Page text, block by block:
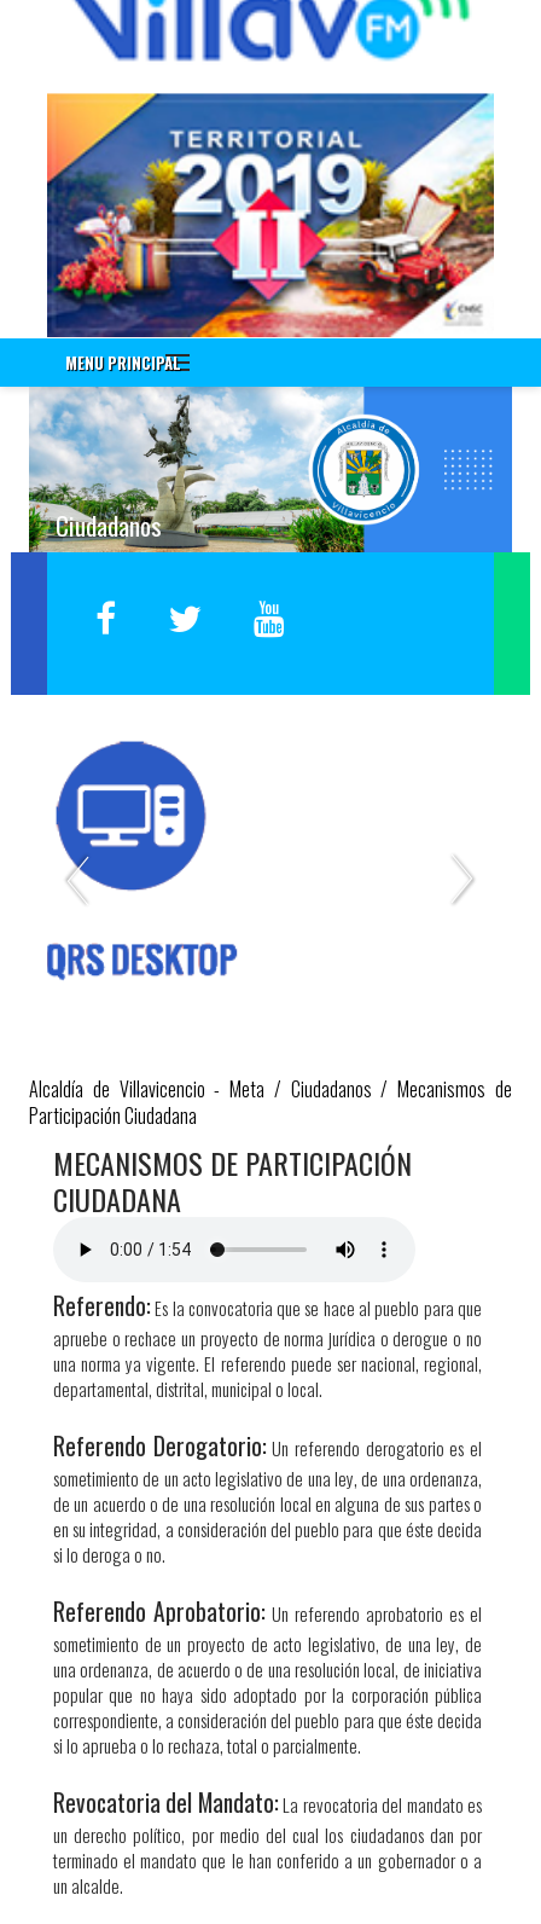
Información a Empleados
Encuenta de Seguridad Vial PESV
Encuesta - Perfil Sociodemografico Y Morbilidad Sentida
Nuevo!!! Identificación de Necesidades de Bienestar Social e
Incentivos Vigencia 2020
Nuevo!!! Encuesta Identificación de Necesidades de
Capacitación Vigencia 2021
Encuesta Valores del Servidor Público
Cuestionario Clima Laboral
Sistema Integrado de Gestión
Correo Institucional
Gestión Documental Interno - ControlDoc
Gestión Documental Externo - ControlDoc
Mesa de Ayuda Técnica
Desprendible de Nómina
Desprendible de Nómina Externo
Expedición de Certificados de Publicación de Proyectos
Capacitación Empleados
Elección de Representantes 2019
SIG Interno - Sistema Integrado de Gestión
SIG Externo - Sistema Integrado de Gestión
Inducción Docentes
Select Language
Administración del Sitio
MENU PRINCIPAL
Alcaldía de Villavicencio - Meta / Ciudadanos /Mecanismos de
Participación Ciudadana
​MECANISMOS DE PARTICIPACIÓN
CIUDADANA
Referendo:Es la convocatoria que se hace al pueblo para que
apruebe o rechace un proyecto de norma jurídica o derogue o no
una norma ya vigente. El referendo puede ser nacional, regional,
departamental, distrital, municipal o local.
Referendo Derogatorio: Un referendo derogatorio es el
sometimiento de un acto legislativo de una ley, de una ordenanza,
de un acuerdo o de una resolución local en alguna de sus partes o
en su integridad, a consideración del pueblo para que éste decida
si lo deroga o no.
Referendo Aprobatorio: Un referendo aprobatorio es el
sometimiento de un proyecto de acto legislativo, de una ley, de
una ordenanza, de acuerdo o de una resolución local, de iniciativa
popular que no haya sido adoptado por la corporación pública
correspondiente, a consideración del pueblo para que éste decida
si lo aprueba o lo rechaza, total o parcialmente.​
Revocatoria del Mandato:La revocatoria del mandato es
un derecho político, por medio del cual los ciudadanos dan por
terminado el mandato que le han conferido a un gobernador o a
un alcalde.